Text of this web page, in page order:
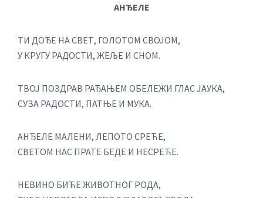
АНЂЕЛЕ
ТИ ДОЂЕ НА СВЕТ, ГОЛОТОМ СВОЈОМ,
У КРУГУ РАДОСТИ, ЖЕЉЕ И СНОМ.
ТВОЈ ПОЗДРАВ РАЂАЊЕМ ОБЕЛЕЖИ ГЛАС ЈАУКА,
СУЗА РАДОСТИ, ПАТЊЕ И МУКА.
АНЂЕЛЕ МАЛЕНИ, ЛЕПОТО СРЕЋЕ,
СВЕТОМ НАС ПРАТЕ БЕДЕ И НЕСРЕЋЕ.
НЕВИНО БИЋЕ ЖИВОТНОГ РОДА,